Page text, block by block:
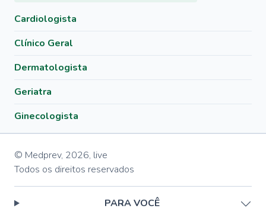
Cardiologista
Clínico Geral
Dermatologista
Geriatra
Ginecologista
© Medprev, 2026, live
Todos os direitos reservados
PARA VOCÊ